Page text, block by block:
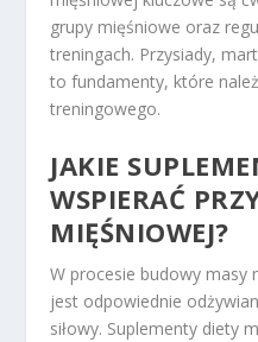
grupy mięśniowe oraz
treningach. Przysiady,
to fundamenty, które
treningowego.
JAKIE
WSPIERAĆ
MIĘŚNIOWEJ?
W procesie budowy masy
jest odpowiednie
siłowy. Suplementy diety